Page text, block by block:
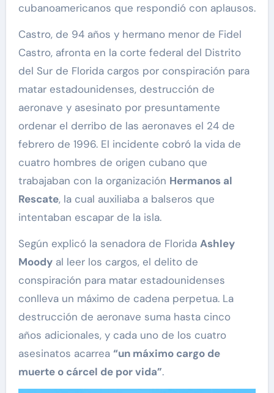
cubanoamericanos que respondió con aplausos.
Castro, de 94 años y hermano menor de Fidel
Castro, afronta en la corte federal del Distrito
del Sur de Florida cargos por conspiración para
matar estadounidenses, destrucción de
aeronave y asesinato por presuntamente
ordenar el derribo de las aeronaves el 24 de
febrero de 1996. El incidente cobró la vida de
cuatro hombres de origen cubano que
trabajaban con la organización Hermanos al
Rescate, la cual auxiliaba a balseros que
intentaban escapar de la isla.
Según explicó la senadora de Florida Ashley
Moodyal leer los cargos, el delito de
conspiración para matar estadounidenses
conlleva un máximo de cadena perpetua. La
destrucción de aeronave suma hasta cinco
años adicionales, y cada uno de los cuatro
asesinatos acarrea “un máximo cargo de
muerte o cárcel de por vida”.